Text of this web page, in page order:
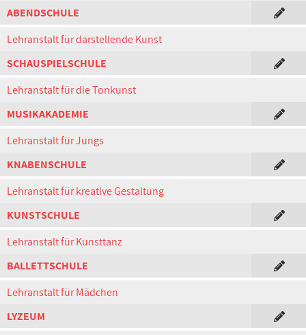
ABENDSCHULE
Lehranstalt für darstellende Kunst
SCHAUSPIELSCHULE
Lehranstalt für die Tonkunst
MUSIKAKADEMIE
Lehranstalt für Jungs
KNABENSCHULE
Lehranstalt für kreative Gestaltung
KUNSTSCHULE
Lehranstalt für Kunsttanz
BALLETTSCHULE
Lehranstalt für Mädchen
LYZEUM